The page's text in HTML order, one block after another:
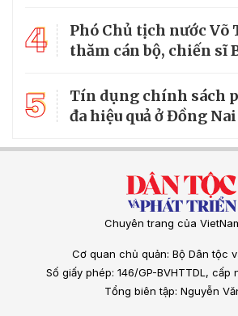
4
Phó Chủ tịch nước Võ
thăm cán bộ, chiến sĩ
5
Tín dụng chính sách
đa hiệu quả ở Đồng Nai
Chuyên trang của
Cơ quan chủ quản: Bộ Dân tộc
Số giấy phép: 146/GP-BVHTTDL, cấp
Tổng biên tập: Nguyễn